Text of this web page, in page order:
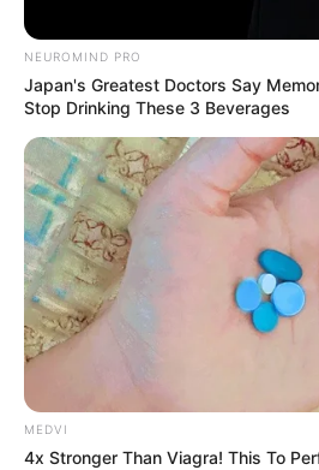
Watch The Most
Moments
BRAINBERRIES
NEUROMIND PRO
Japan's Greatest Doctors Say
Stop Drinking These 3 Beverages
MEDVI
4x Stronger Than Viagra! This To